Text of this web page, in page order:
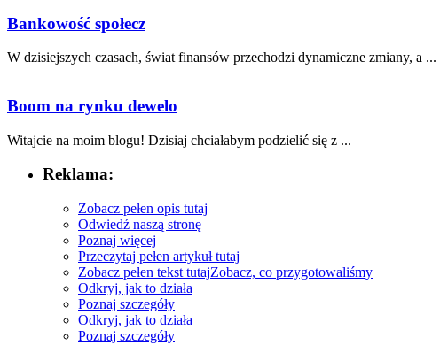
Bankowość społecz
W ⁢dzisiejszych czasach, świat finansów przechodzi​ dynamiczne zmiany, ‌a ...
Boom na rynku dewelo
Witajcie na moim blogu! Dzisiaj ‍chciałabym podzielić się z ...
Reklama:
Zobacz pełen opis tutaj
Odwiedź naszą stronę
Poznaj więcej
Przeczytaj pełen artykuł tutaj
Zobacz pełen tekst tutajZobacz, co przygotowaliśmy
Odkryj, jak to działa
Poznaj szczegóły
Odkryj, jak to działa
Poznaj szczegóły